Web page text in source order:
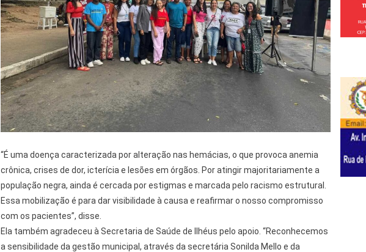
“É uma doença caracterizada por alteração nas hemácias, o que provoca anemia
crônica, crises de dor, icterícia e lesões em órgãos. Por atingir majoritariamente a
população negra, ainda é cercada por estigmas e marcada pelo racismo estrutural.
Essa mobilização é para dar visibilidade à causa e reafirmar o nosso compromisso
com os pacientes”, disse.
Ela também agradeceu à Secretaria de Saúde de Ilhéus pelo apoio. “Reconhecemos
a sensibilidade da gestão municipal, através da secretária Sonilda Mello e da